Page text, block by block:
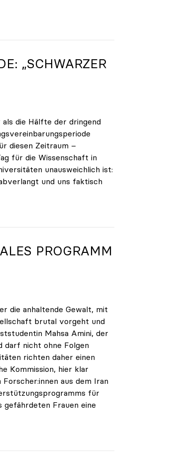
„SCHWARZER
die Hälfte der dringend
diesen Zeitraum –
für die Wissenschaft in
unausweichlich ist:
und uns faktisch
PROGRAMM
die anhaltende Gewalt, mit
brutal vorgeht und
Mahsa Amini, der
darf nicht ohne Folgen
richten daher einen
Kommission, hier klar
aus dem Iran
für
gefährdeten Frauen eine